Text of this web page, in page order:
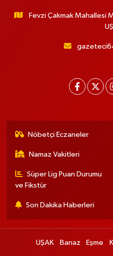
Fevzi Çakmak Mahallesi
Nöbetçi Eczaneler
Namaz Vakitleri
Süper Lig Puan Durumu
ve Fikstür
Son Dakika Haberleri
UŞAK Banaz Eşme